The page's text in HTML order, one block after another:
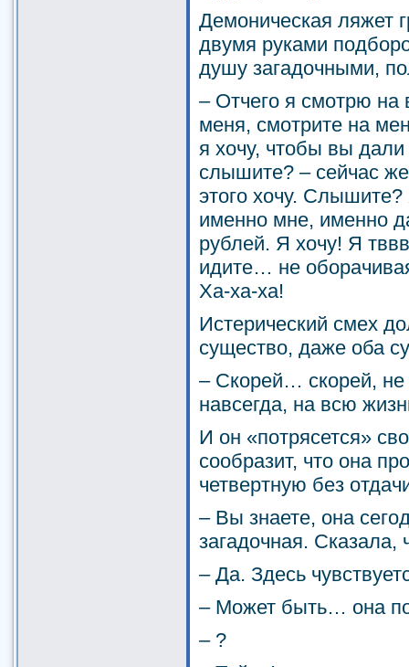
Демоническая ляжет
двумя руками
душу загадочными,
– Отчего я смотрю
меня, смотрите на
я хочу, чтобы вы
слышите? – сейчас
этого хочу.
именно мне, именно
рублей. Я хочу! Я
идите… не
Ха-ха-ха!
Истерический смех
существо, даже оба
– Скорей… скорей,
навсегда, на всю
И он «потрясется»
сообразит, что она
четвертную без
– Вы знаете, она
загадочная.
– Да. Здесь
– Может быть… она
– ?